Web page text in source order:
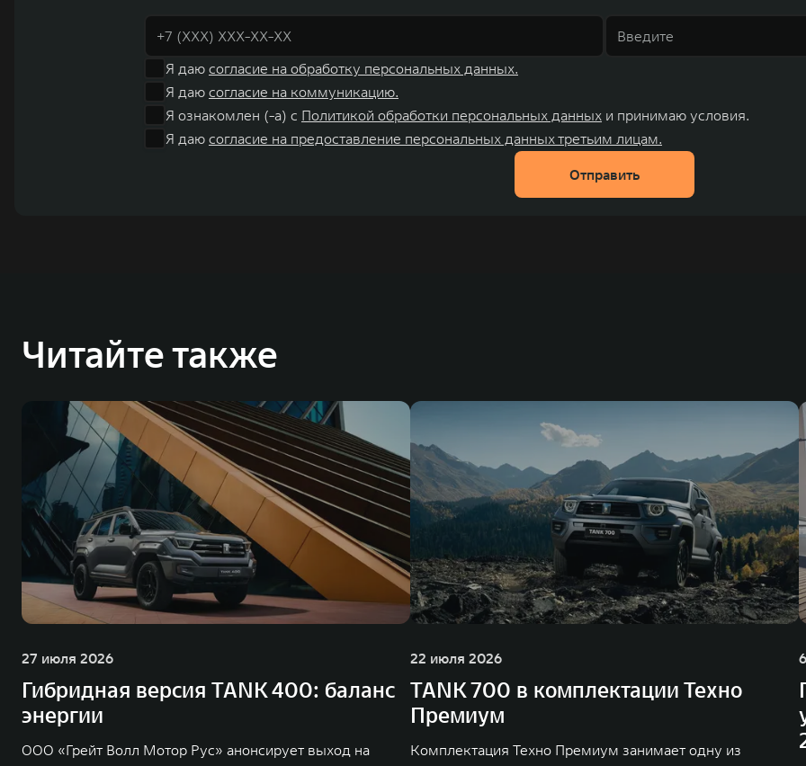
Я даю согласие на обработку персональных данных.
Я даю согласие на коммуникацию.
Я ознакомлен (-а) с Политикой обработки персональных данных и принимаю условия.
Я даю согласие на предоставление персональных данных третьим лицам.
Отправить
Читайте также
27 июля 2026
Гибридная версия TANK 400: баланс
энергии
ООО «Грейт Волл Мотор Рус» анонсирует выход на
22 июля 2026
TANK 700 в комплектации Техно
Премиум
Комплектация Техно Премиум занимает одну из